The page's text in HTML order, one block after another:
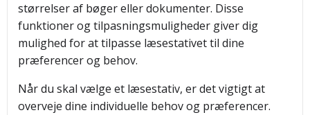
størrelser af bøger eller dokumenter. Disse
funktioner og tilpasningsmuligheder giver dig
mulighed for at tilpasse læsestativet til dine
præferencer og behov.
Når du skal vælge et læsestativ, er det vigtigt at
overveje dine individuelle behov og præferencer.